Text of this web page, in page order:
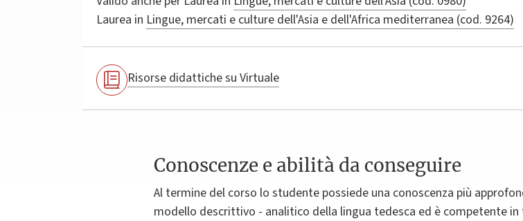
Laurea in Lingue, mercati e culture dell'Asia e dell'Africa mediterranea (cod. 9264)
Risorse didattiche su Virtuale
Conoscenze e abilità da conseguire
Al termine del corso lo studente possiede una conoscenza più
modello descrittivo - analitico della lingua tedesca ed è competente